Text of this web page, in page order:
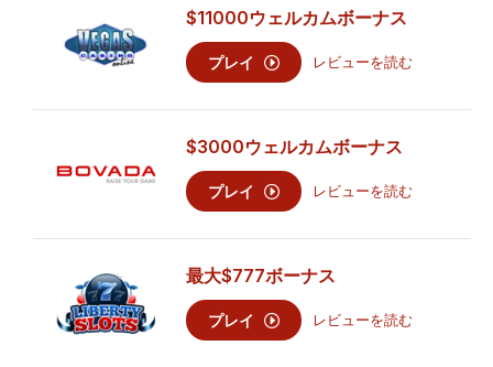
$11000ウェルカムボーナス
プレイ レビューを読む
$3000ウェルカムボーナス
プレイ レビューを読む
最大$777ボーナス
プレイ レビューを読む